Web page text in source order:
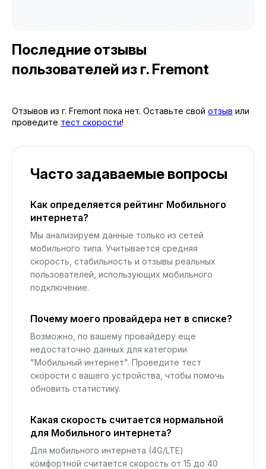
Последние отзывы
пользователей из г. Fremont
Отзывов из г. Fremont пока нет. Оставьте свой отзыв или
проведите тест скорости!
Часто задаваемые вопросы
Как определяется рейтинг Мобильного
интернета?
Мы анализируем данные только из сетей
мобильного типа. Учитывается средняя
скорость, стабильность и отзывы реальных
пользователей, использующих мобильного
подключение.
Почему моего провайдера нет в списке?
Возможно, по вашему провайдеру еще
недостаточно данных для категории
"Мобильный интернет". Проведите тест
скорости с вашего устройства, чтобы помочь
обновить статистику.
Какая скорость считается нормальной
для Мобильного интернета?
Для мобильного интернета (4G/LTE)
комфортной считается скорость от 15 до 40